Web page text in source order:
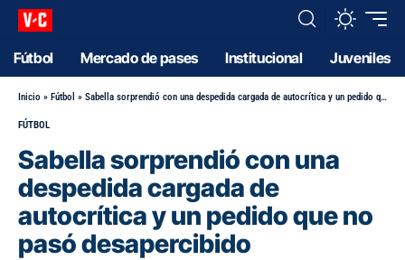
Fútbol Mercado de pases Institucional Juveniles
Inicio » Fútbol » Sabella sorprendió con una despedida cargada de autocrítica y un pedido que no pasó desapercibido
FÚTBOL
Sabella sorprendió con una
despedida cargada de
autocrítica y un pedido que no
pasó desapercibido